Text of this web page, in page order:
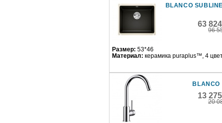
BLANCO
63
96
Размер: 53*46
Материал: керамика puraplus™, 4
BLANCO
13
20